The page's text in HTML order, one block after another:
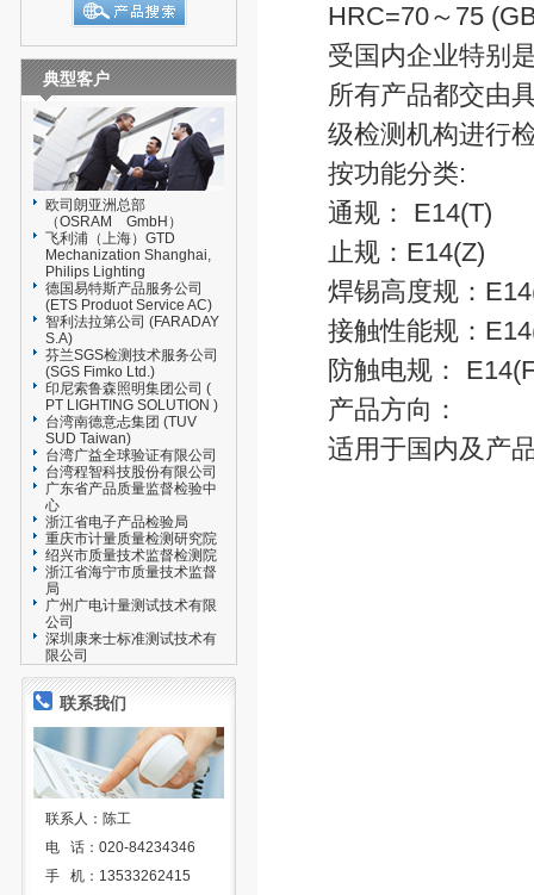
典型客户
欧司朗亚洲总部
（OSRAM GmbH）
飞利浦（上海）GTD
Mechanization Shanghai,
Philips Lighting
德国易特斯产品服务公司
(ETS Produot Service AC)
智利法拉第公司 (FARADAY
S.A)
芬兰SGS检测技术服务公司
(SGS Fimko Ltd.)
印尼索鲁森照明集团公司 (
PT LIGHTING SOLUTION )
台湾南德意忐集团 (TUV
SUD Taiwan)
台湾广益全球验证有限公司
台湾程智科技股份有限公司
广东省产品质量监督检验中
心
浙江省电子产品检验局
重庆市计量质量检测研究院
绍兴市质量技术监督检测院
浙江省海宁市质量技术监督
局
广州广电计量测试技术有限
公司
深圳康来士标准测试技术有
限公司
联系我们
联系人：陈工
电 话：020-84234346
手 机：13533262415
HRC=70～75
受国内企业特别
所有产品都交由
级检测机构进行
按功能分类:
通规： E14(T)
止规：E14(Z)
焊锡高度规：
接触性能规：
防触电规：
产品方向：
适用于国内及产